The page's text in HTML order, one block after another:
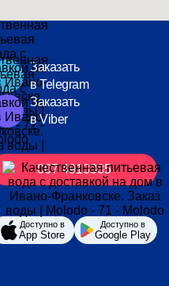
067 4913385
Заказать
в Telegram
Заказать
в Viber
Доступно в
App Store
Доступно в
Google Play